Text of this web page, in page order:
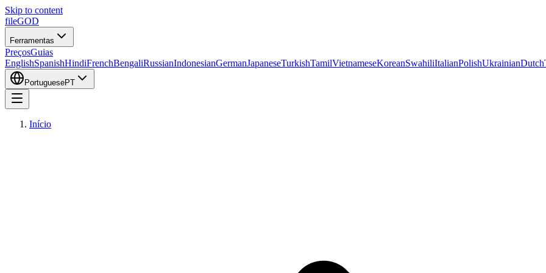
Skip to content
fileGOD
Ferramentas
PreçosGuias
EnglishSpanishHindiFrenchBengaliRussianIndonesianGermanJapaneseTurkishTamilVietnameseKoreanSwahiliItalianPolishUkrainianDutch
PortuguesePT
Início